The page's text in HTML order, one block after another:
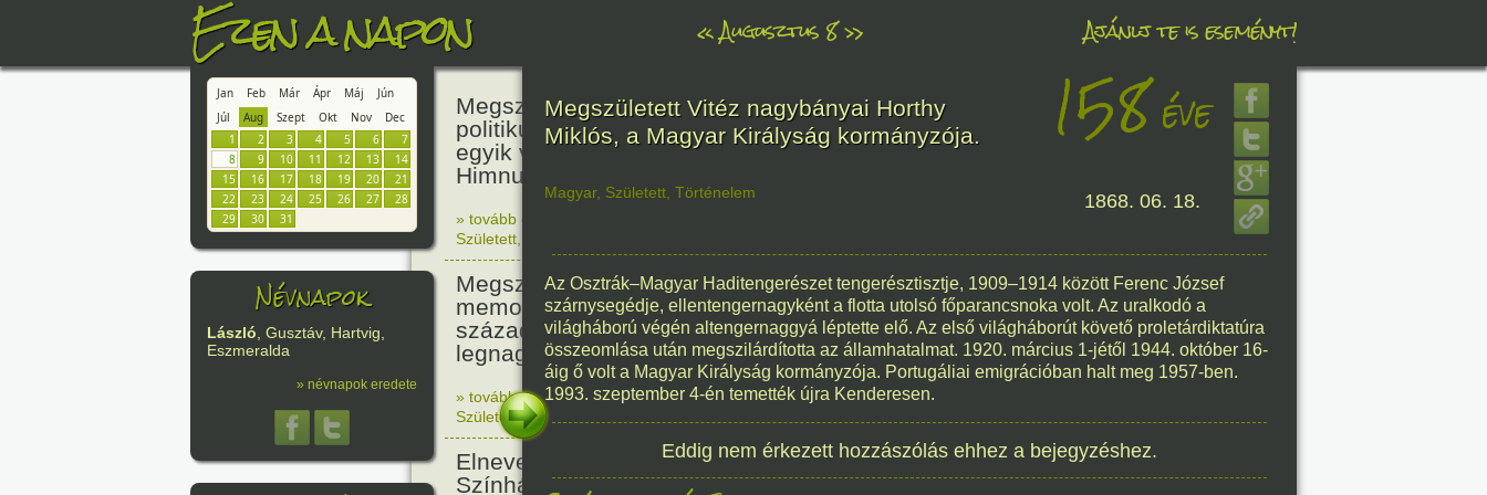
Ezen a napon «Augusztus 8» Ajánlj te is eseményt!
Jan Feb Már Ápr Máj
Jún
Júl
Aug Szept Okt Nov
Dec
1
2 3 4 5 6
7
8
9 10 11 12 13
14
15
16 17 18 19 20
21
22
23 24 25 26 27
28
29
30 31
Névnapok
László, Gusztáv, Hartvig,
Eszmeralda
» névnapok eredete
Megszületett Kölcsey Ferenc költő,
politikus, akadémikus, a reformkor
egyik vezéregyénisége, a nemzeti
Himnusz költője.
236
» tovább olvasom
Született
Megszületett Mikes Kelemen
memoáríró, műfordító, a XVIII.
századi magyar prózairodalom
legnagyobb alakja.
336éve
» tovább olvasom| 1 hozzászólás, szólj Te is hozzá!
Született,Történelem 1690. 08. 08.
Elnevezték a Pesti Magyar
Színházat Nemzeti Színháznak.
186éve
Megszületett Vitéz nagybányai Horthy
Miklós, a Magyar Királyság kormányzója.
158éve
Magyar, Született Történelem 1868. 06. 18.
Az Osztrák–Magyar Haditengerészet tengerésztisztje, 1909–1914 között Ferenc József
szárnysegédje, ellentengernagyként a flotta utolsó főparancsnoka volt. Az uralkodó a
világháború végén altengernaggyá léptette elő. Az első világháborút követő proletárdiktatúra
összeomlása után megszilárdította az államhatalmat. 1920. március 1-jétől 1944. október 16-
áig ő volt a Magyar Királyság kormányzója. Portugáliai emigrációban halt meg 1957-ben.
1993. szeptember 4-én temették újra Kenderesen.
Eddig nem érkezett hozzászólás ehhez a bejegyzéshez.